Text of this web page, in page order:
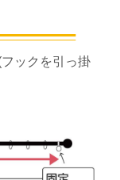
ックを引っ掛